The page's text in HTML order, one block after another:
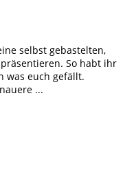
selbst gebastelten,
So habt ihr
was euch gefällt.
...